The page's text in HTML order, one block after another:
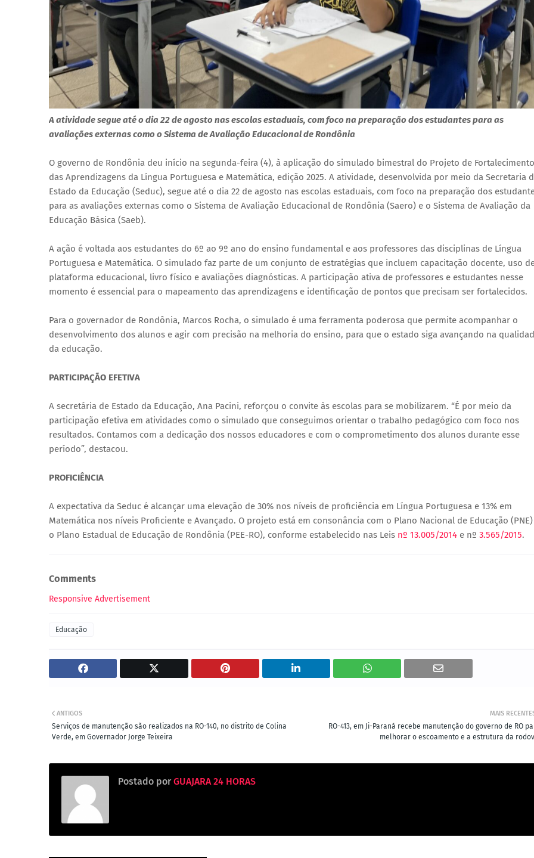
A atividade segue até o dia 22 de agosto nas escolas estaduais, com foco na preparação dos estudantes para as
avaliações externas como o Sistema de Avaliação Educacional de Rondônia
O governo de Rondônia deu início na segunda-feira (4), à aplicação do simulado bimestral do Projeto de Fortalecimento
das Aprendizagens da Língua Portuguesa e Matemática, edição 2025. A atividade, desenvolvida por meio da Secretaria
Estado da Educação (Seduc), segue até o dia 22 de agosto nas escolas estaduais, com foco na preparação dos
para as avaliações externas como o Sistema de Avaliação Educacional de Rondônia (Saero) e o Sistema de Avaliação da
Educação Básica (Saeb).
A ação é voltada aos estudantes do 6º ao 9º ano do ensino fundamental e aos professores das disciplinas de Língua
Portuguesa e Matemática. O simulado faz parte de um conjunto de estratégias que incluem capacitação docente, uso
plataforma educacional, livro físico e avaliações diagnósticas. A participação ativa de professores e estudantes nesse
momento é essencial para o mapeamento das aprendizagens e identificação de pontos que precisam ser fortalecidos.
Para o governador de Rondônia, Marcos Rocha, o simulado é uma ferramenta poderosa que permite acompanhar o
desenvolvimento dos alunos e agir com precisão na melhoria do ensino, para que o estado siga avançando na
da educação.
PARTICIPAÇÃO EFETIVA
A secretária de Estado da Educação, Ana Pacini, reforçou o convite às escolas para se mobilizarem. “É por meio da
participação efetiva em atividades como o simulado que conseguimos orientar o trabalho pedagógico com foco nos
resultados. Contamos com a dedicação dos nossos educadores e com o comprometimento dos alunos durante esse
período”, destacou.
PROFICIÊNCIA
A expectativa da Seduc é alcançar uma elevação de 30% nos níveis de proficiência em Língua Portuguesa e 13% em
Matemática nos níveis Proficiente e Avançado. O projeto está em consonância com o Plano Nacional de Educação
o Plano Estadual de Educação de Rondônia (PEE-RO), conforme estabelecido nas Leis nº 13.005/2014 e nº 3.565/2015.
Comments
Responsive Advertisement
Educação
MAIS
RO-413, em Ji-Paraná recebe manutenção do governo de RO
melhorar o escoamento e a estrutura da
ANTIGOS
Serviços de manutenção são realizados na RO-140, no distrito de Colina
Verde, em Governador Jorge Teixeira
Postado por GUAJARA 24 HORAS